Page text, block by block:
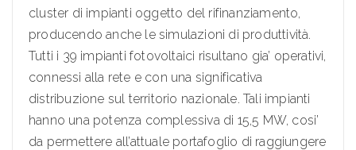
cluster di impianti oggetto del rifinanziamento,
producendo anche le simulazioni di produttività.
Tutti i 39 impianti fotovoltaici risultano gia’ operativi,
connessi alla rete e con una significativa
distribuzione sul territorio nazionale. Tali impianti
hanno una potenza complessiva di 15,5 MW, cosi’
da permettere all’attuale portafoglio di raggiungere